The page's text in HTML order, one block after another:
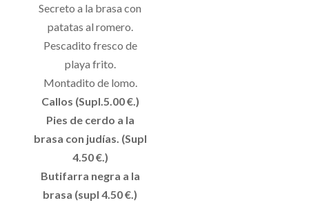
Secreto a la brasa con
patatas al romero.
Pescadito fresco de
playa frito.
Montadito de lomo.
Callos (Supl.5.00 €.)
Pies de cerdo a la
brasa con judías. (Supl
4.50 €.)
Butifarra negra a la
brasa (supl 4.50 €.)